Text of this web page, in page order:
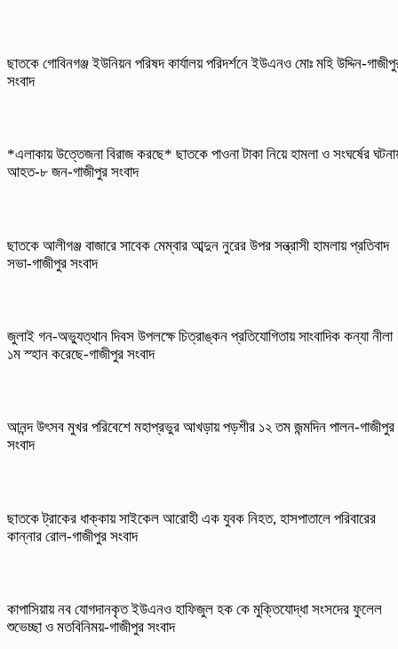
ছাতকে গোবিনগঞ্জ ইউনিয়ন পরিষদ কার্যালয় পরিদর্শনে ইউএনও মোঃ মহি উদ্দিন-
সংবাদ
*এলাকায় উত্তেজনা বিরাজ করছে* ছাতকে পাওনা টাকা নিয়ে হামলা ও সংঘর্ষের
আহত-৮ জন-গাজীপুর সংবাদ
ছাতকে আলীগঞ্জ বাজারে সাবেক মেম্বার আব্দুন নুরের উপর সন্ত্রাসী হামলায় প্রতিবাদ
সভা-গাজীপুর সংবাদ
জুলাই গন-অভ্যুত্থান দিবস উপলক্ষে চিত্রাঙ্কন প্রতিযোগিতায় সাংবাদিক কন্যা নীলা
১ম স্হান করেছে-গাজীপুর সংবাদ
আনন্দ উৎসব মুখর পরিবেশে মহাপ্রভুর আখড়ায় পড়শীর ১২ তম জন্মদিন পালন-গাজীপুর
সংবাদ
ছাতকে ট্রাকের ধাক্কায় সাইকেল আরোহী এক যুবক নিহত, হাসপাতালে পরিবারের
কান্নার রোল-গাজীপুর সংবাদ
কাপাসিয়ায় নব যোগদানকৃত ইউএনও হাফিজুল হক কে মুক্তিযোদ্ধা সংসদের ফুলেল
শুভেচ্ছা ও মতবিনিময়-গাজীপুর সংবাদ